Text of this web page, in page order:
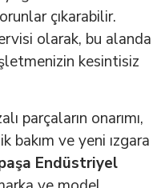
çıkarabilir.
olarak, bu alanda
kesintisiz
parçaların onarımı,
bakım ve yeni ızgara
Endüstriyel